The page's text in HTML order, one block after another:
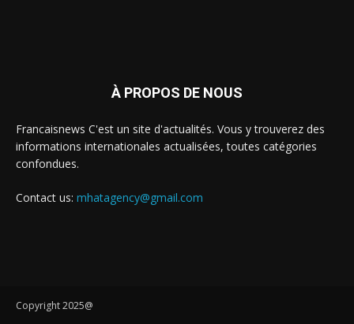
À PROPOS DE NOUS
Francaisnews C'est un site d'actualités. Vous y trouverez des
informations internationales actualisées, toutes catégories
confondues.
Contact us: mhatagency@gmail.com
Copyright 2025@